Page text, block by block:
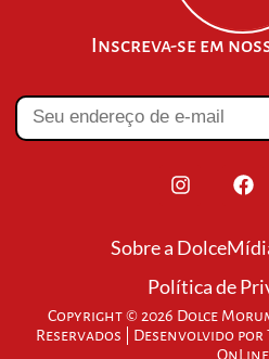
Inscreva-se em
Sobre a Dolce
Política de
Copyright © 2026 Dolce
Reservados | Desenvolvido por
OnLine